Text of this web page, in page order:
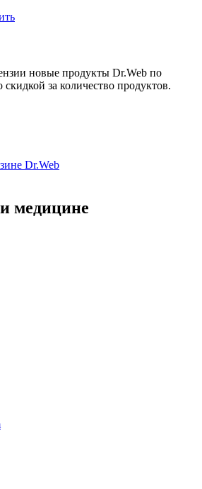
новые продукты Dr.Web по
за количество продуктов.
Dr.Web
медицине